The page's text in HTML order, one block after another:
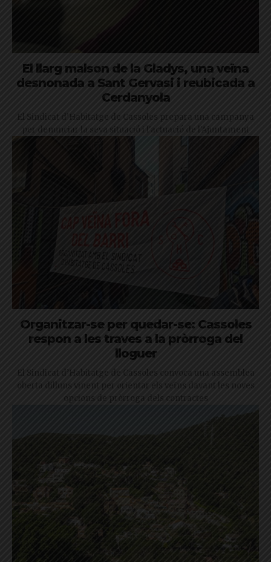
El llarg malson de la Gladys, una veïna
desnonada a Sant Gervasi i reubicada a
Cerdanyola
El Sindicat d'Habitatge de Cassoles prepara una campanya
per denunciar la seva situació i l'actuació de l'Ajuntament
Organitzar-se per quedar-se: Cassoles
respon a les traves a la pròrroga del
lloguer
El Sindicat d’Habitatge de Cassoles convoca una assemblea
oberta dilluns vinent per orientar els veïns davant les noves
opcions de pròrroga dels contractes